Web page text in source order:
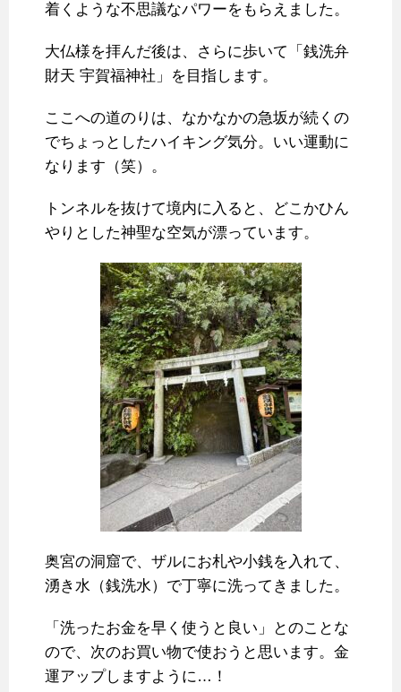
着くような不思議なパワーをもらえました。
大仏様を拝んだ後は、さらに歩いて「銭洗弁
財天 宇賀福神社」を目指します。
ここへの道のりは、なかなかの急坂が続くの
でちょっとしたハイキング気分。いい運動に
なります（笑）。
トンネルを抜けて境内に入ると、どこかひん
やりとした神聖な空気が漂っています。
奥宮の洞窟で、ザルにお札や小銭を入れて、
湧き水（銭洗水）で丁寧に洗ってきました。
「洗ったお金を早く使うと良い」とのことな
ので、次のお買い物で使おうと思います。金
運アップしますように…！